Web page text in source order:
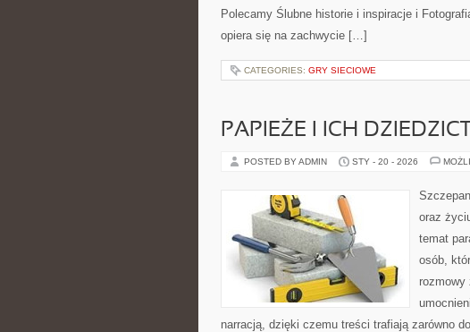
Polecamy Ślubne historie i inspiracje i
opiera się na zachwycie […]
CATEGORIES: GRY SIECIOWE
PAPIEŻE I ICH
POSTED BY ADMIN STY - 20 - 2026
oraz
temat
osób,
rozmowy
narracją, dzięki czemu treści trafiają zarówno